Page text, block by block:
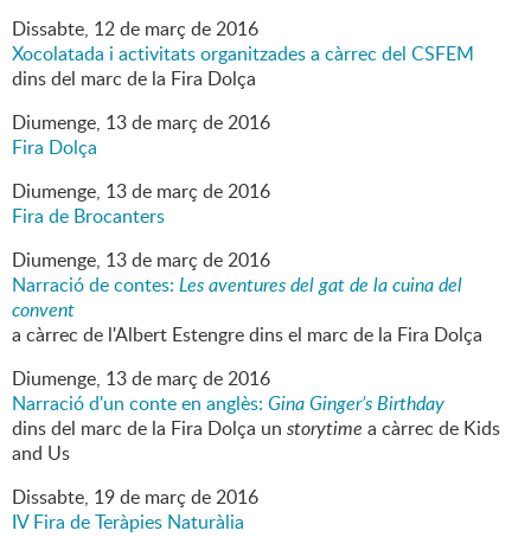
Dissabte, 12de març de2016
Xocolatada i activitats organitzades a càrrec del CSFEM
dins del marc de la Fira Dolça
Diumenge, 13de març de2016
Fira Dolça
Diumenge, 13de març de2016
Fira de Brocanters
Diumenge, 13de març de2016
Narració de contes: Les aventures del gat de la cuina del
convent
a càrrec de l'Albert Estengre dins el marc de la Fira Dolça
Diumenge, 13de març de2016
Narració d'un conte en anglès: Gina Ginger’s Birthday
dins del marc de la Fira Dolça un storytime a càrrec de Kids
and Us
Dissabte, 19de març de2016
IV Fira de Teràpies Naturàlia